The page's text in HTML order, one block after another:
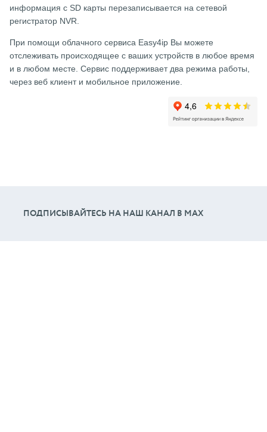
информация с SD карты перезаписывается на сетевой
регистратор NVR.
При помощи облачного сервиса Easy4ip Вы можете
отслеживать происходящее с ваших устройств в любое время
и в любом месте. Сервис поддерживает два режима работы,
через веб клиент и мобильное приложение.
ПОДПИСЫВАЙТЕСЬ НА НАШ КАНАЛ В МАХ